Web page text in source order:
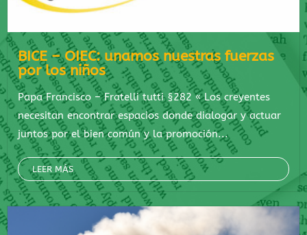
BICE – OIEC: unamos nuestras fuerzas
por los niños
Papa Francisco – Fratelli tutti §282 « Los creyentes
necesitan encontrar espacios donde dialogar y actuar
juntos por el bien común y la promoción...
LEER MÁS